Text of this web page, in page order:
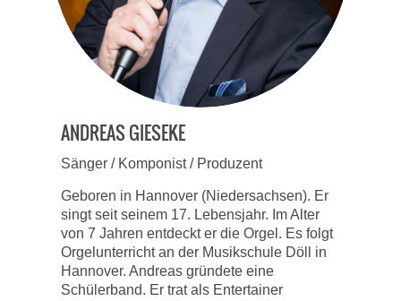
ANDREAS GIESEKE
Sänger / Komponist / Produzent
Geboren in Hannover (Niedersachsen). Er
singt seit seinem 17. Lebensjahr. Im Alter
von 7 Jahren entdeckt er die Orgel. Es folgt
Orgelunterricht an der Musikschule Döll in
Hannover. Andreas gründete eine
Schülerband. Er trat als Entertainer